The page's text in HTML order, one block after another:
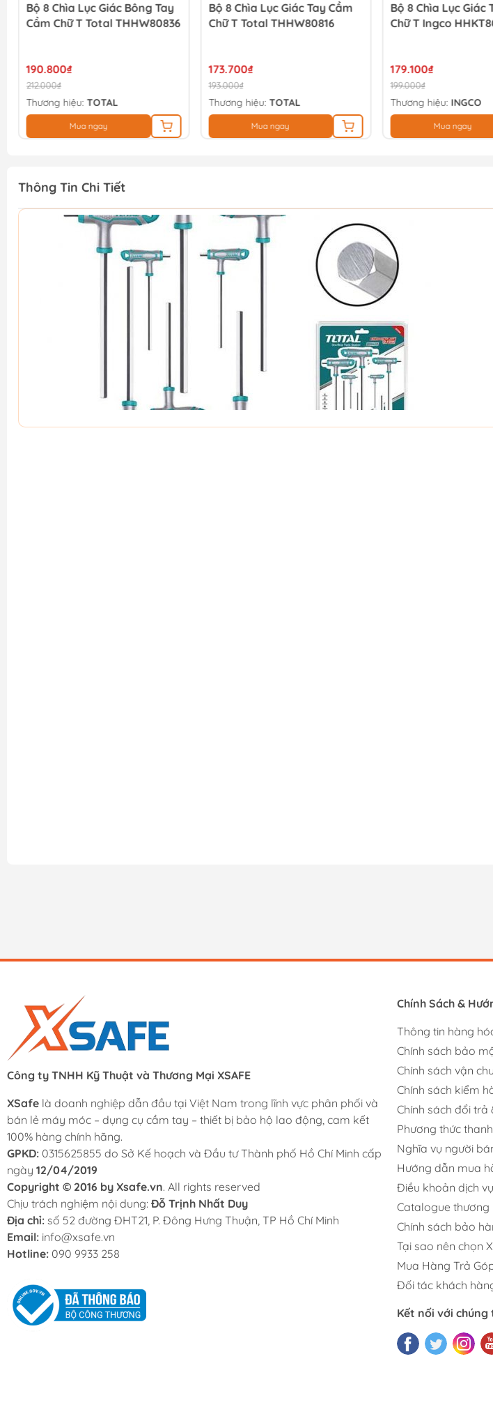
Bộ 8 Chìa Lục Giác Bông Tay
Cầm Chữ T Total THHW80836
190.800₫
212.000₫
Thương hiệu: TOTAL
Mua ngay
Bộ 8 Chìa Lục Giác Tay Cầm
Chữ T Total THHW80816
173.700₫
193.000₫
Thương hiệu: TOTAL
Mua ngay
Bộ 8 Chìa Lục Giác
Chữ T Ingco
179.100₫
199.000₫
Thương hiệu: INGCO
Mua ngay
Thông Tin Chi Tiết
Công ty TNHH Kỹ Thuật và Thương Mại XSAFE
XSafe là doanh nghiệp dẫn đầu tại Việt Nam trong lĩnh vực phân phối và
bán lẻ máy móc – dụng cụ cầm tay – thiết bị bảo hộ lao động, cam kết
100% hàng chính hãng.
GPKD: 0315625855 do Sở Kế hoạch và Đầu tư Thành phố Hồ Chí Minh cấp
ngày 12/04/2019
Copyright © 2016 by Xsafe.vn. All rights reserved
Chịu trách nghiệm nội dung: Đỗ Trịnh Nhất Duy
Địa chỉ: số 52 đường ĐHT21, P. Đông Hưng Thuận, TP Hồ Chí Minh
Email: info@xsafe.vn
Hotline: 090 9933 258
Chính Sách &
Thông tin hàng
Chính sách bảo
Chính sách vận
Chính sách kiểm
Chính sách đổi trả
Phương thức
Nghĩa vụ người
Hướng dẫn mua
Điều khoản dịch vụ
Catalogue thương
Chính sách bảo
Tại sao nên chọn
Mua Hàng Trả
Đối tác khách
Kết nối với chúng